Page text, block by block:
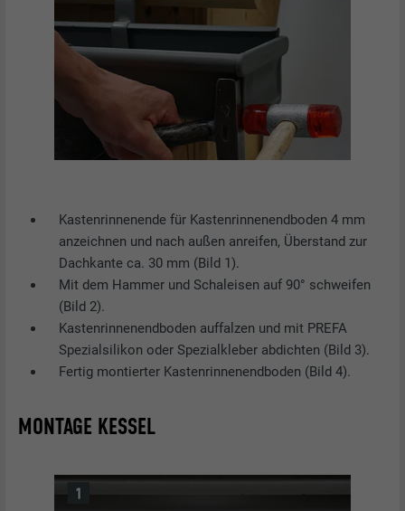
Kastenrinnenende für Kastenrinnenendboden 4 mm
anzeichnen und nach außen anreifen, Überstand zur
Dachkante ca. 30 mm (Bild 1).
Mit dem Hammer und Schaleisen auf 90° schweifen
(Bild 2).
Kastenrinnenendboden auffalzen und mit PREFA
Spezialsilikon oder Spezialkleber abdichten (Bild 3).
Fertig montierter Kastenrinnenendboden (Bild 4).
MONTAGE KESSEL